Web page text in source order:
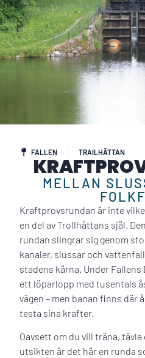
FALLEN TRAILHÄTTAN
MELLAN
Kraftprovsrundan är inte
en del av Trollhättans själ.
rundan slingrar sig genom
kanaler, slussar och
stadens kärna. Under
ett löparlopp med tusentals
vägen – men banan finns där
testa sina krafter.
Oavsett om du vill träna,
utsikten är det här en runda